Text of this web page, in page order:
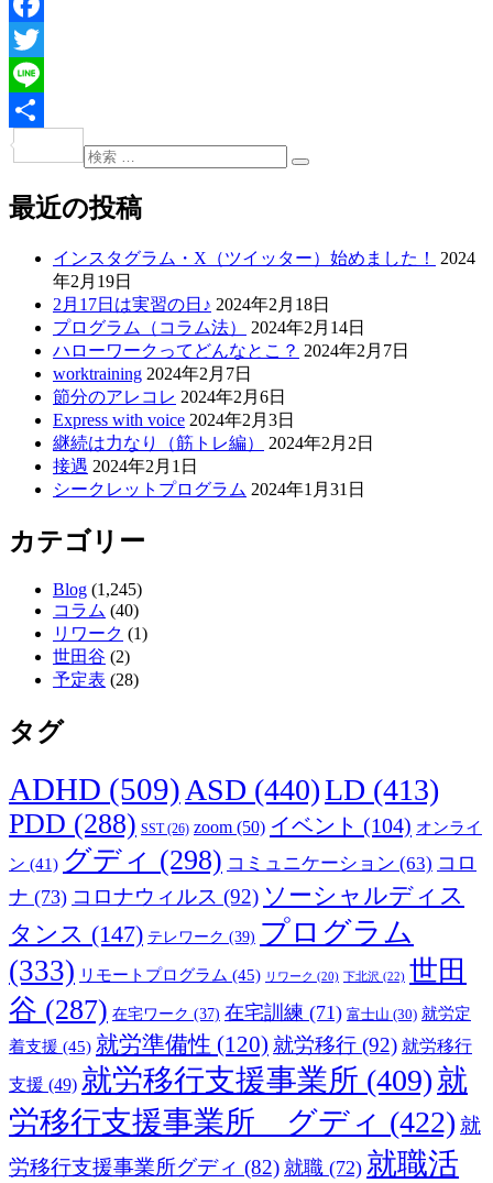
Facebook
Twitter
Line
共
投
稿
検
検
最近の投稿
インスタグラム・X（ツイッター）始めました！
2024
年2月19日
2月17日は実習の日♪ 2024年2月18日
プログラム（コラム法）
2024年2月14日
ハローワークってどんなとこ？ 2024年2月7日
worktraining 2024年2月7日
節分のアレコレ 2024年2月6日
Express with voice 2024年2月3日
継続は力なり（筋トレ編）
2024年2月2日
接遇 2024年2月1日
シークレットプログラム 2024年1月31日
カテゴリー
Blog (1,245)
コラム (40)
リワーク (1)
世田谷 (2)
予定表 (28)
タグ
ADHD (509)ASD (440)LD (413)
PDD (288) SST(26) zoom (50) イベント (104) オンライ
ン (41) グディ (298) コミュニケーション (63) コロ
ナ (73) コロナウィルス (92) ソーシャルディス
タンス (147) テレワーク (39) プログラム
(333) リモートプログラム (45) リワーク (20) 下北沢 (22) 世田
谷 (287) 在宅ワーク (37) 在宅訓練 (71) 富士山 (30) 就労定
着支援 (45) 就労準備性 (120) 就労移行 (92) 就労移行
支援 (49) 就労移行支援事業所 (409)就
労移行支援事業所 グディ (422) 就
労移行支援事業所グディ (82) 就職 (72) 就職活